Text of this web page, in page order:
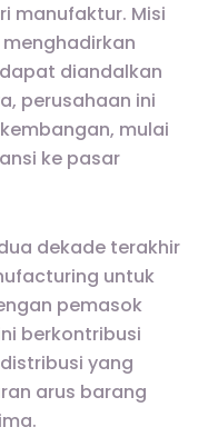
manufaktur. Misi
diandalkan
perusahaan ini
mulai
ke pasar
dekade terakhir
untuk
pemasok
berkontribusi
yang
arus barang